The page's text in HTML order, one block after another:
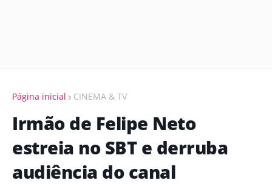
Página inicial CINEMA & TV
Irmão de Felipe Neto
estreia no SBT e derruba
audiência do canal